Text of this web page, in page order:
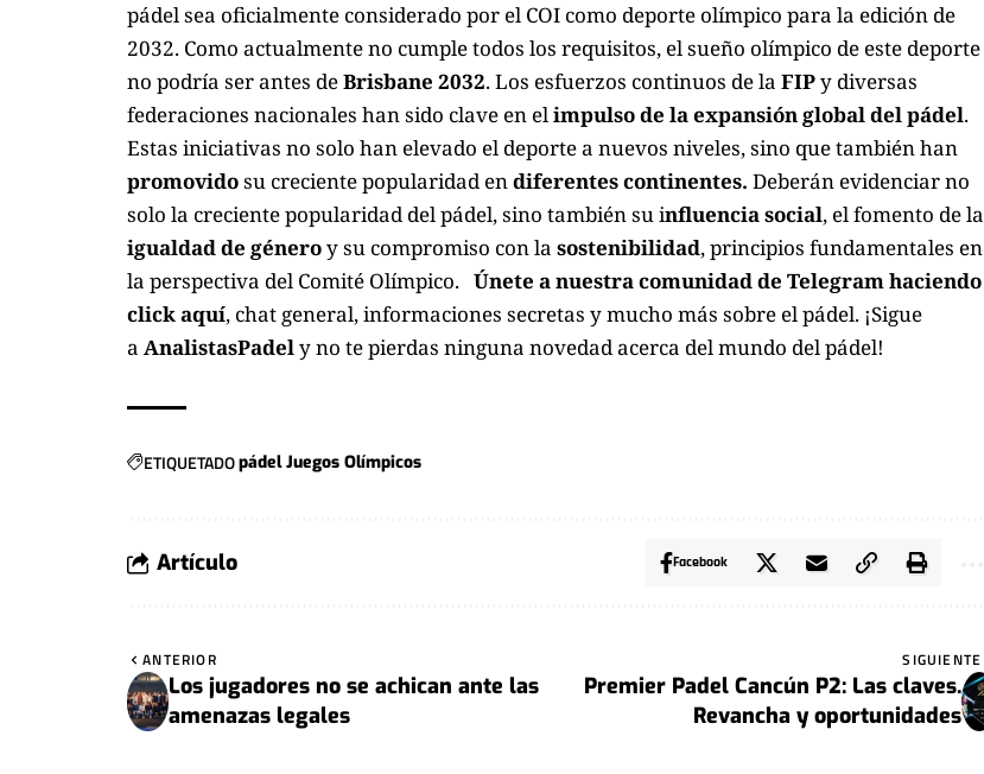
pádel sea oficialmente considerado por el COI como deporte olímpico para la edición de
2032. Como actualmente no cumple todos los requisitos, el sueño olímpico de este deporte
no podría ser antes deBrisbane 2032. Los esfuerzos continuos de la FIPy diversas
federaciones nacionales han sido clave en elimpulso de la expansión global del pádel.
Estas iniciativas no solo han elevado el deporte a nuevos niveles, sino que también han
promovidosu creciente popularidad endiferentes continentes. Deberán evidenciar no
solo la creciente popularidad del pádel, sino también su influencia social, el fomento de la
igualdad de géneroy su compromiso con la sostenibilidad, principios fundamentales en
la perspectiva del Comité Olímpico. Únete a nuestra comunidad de Telegram haciendo
click aquí, chat general, informaciones secretas y mucho más sobre el pádel. ¡Sigue
a AnalistasPadely no te pierdas ninguna novedad acerca del mundo del pádel!
ETIQUETADOpádel Juegos Olímpicos
Artículo Facebook
ANTERIOR
Los jugadores no se achican ante las
amenazas legales
SIGUIENTE
Premier Padel Cancún P2: Las claves.
Revancha y oportunidades